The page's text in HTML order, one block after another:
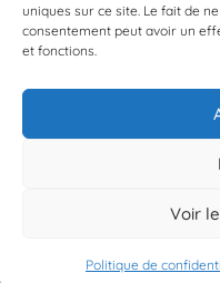
uniques sur ce site. Le fait de
consentement peut avoir un
et fonctions.
Voir
Politique de
À
Vos